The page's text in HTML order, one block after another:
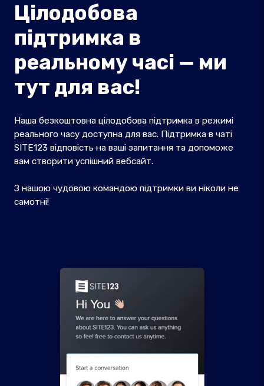
Цілодобова
підтримка в
реальному часі — ми
тут для вас!
Наша безкоштовна цілодобова підтримка в режимі
реального часу доступна для вас. Підтримка в чаті
SITE123 відповість на ваші запитання та допоможе
вам створити успішний вебсайт.
З нашою чудовою командою підтримки ви ніколи не
самотні!